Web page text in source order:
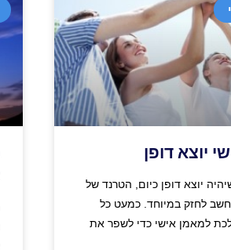
יוצא דופן
יוצא דופן כיום, הטרנד של
לחזק במיוחד. כמעט כל
למאמן אישי כדי לשפר את